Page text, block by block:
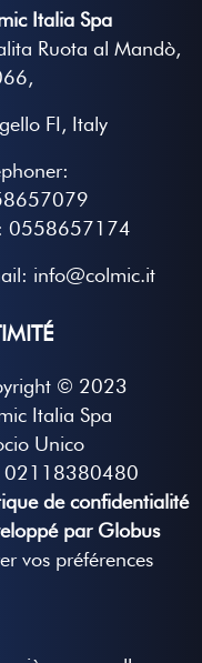
Italia Spa
Ruota al Mandò,
FI, Italy
0558657174
info@colmic.it
© 2023
Italia Spa
Unico
02118380480
de confidentialité
par Globus
vos préférences